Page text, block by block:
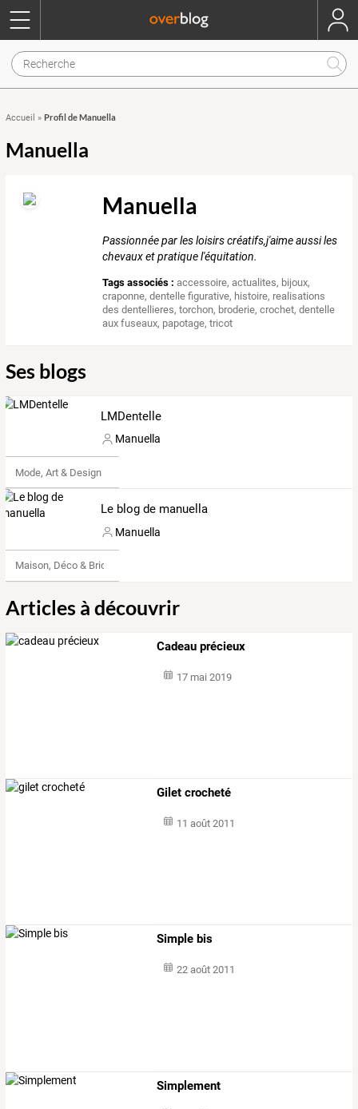
Accueil » Profil de Manuella
Manuella
Manuella
Passionnée par les loisirs créatifs,j'aime aussi les
chevaux et pratique l'équitation.
Tags associés : accessoire,actualites, bijoux,
craponne,dentelle figurative, histoire, realisations
des dentellieres,torchon, broderie,crochet,dentelle
aux fuseaux, papotage,tricot
Ses blogs
LMDentelle
Manuella
Mode, Art & Design
Le blog de manuella
Manuella
Maison, Déco & Bricolage
Articles à découvrir
Cadeau précieux
17 mai 2019
Gilet crocheté
11 août 2011
Simple bis
22 août 2011
Simplement